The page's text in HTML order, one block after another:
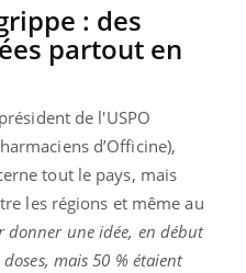
: des
partout en
de l'USPO
d’Officine),
tout le pays, mais
les régions et même au
donner une idée, en début
mais 50 % étaient